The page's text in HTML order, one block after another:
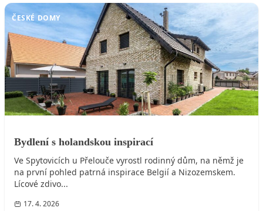
ČESKÉ DOMY
Bydlení s holandskou inspirací
Ve Spytovicích u Přelouče vyrostl rodinný dům, na němž je
na první pohled patrná inspirace Belgií a Nizozemskem.
Lícové zdivo...
17. 4. 2026